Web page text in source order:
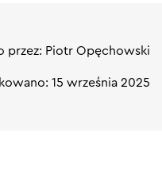
przez: Piotr Opęchowski
15 września 2025